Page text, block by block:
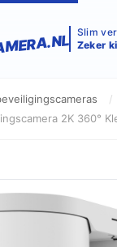
Slim
Zeker
/
2K 360°